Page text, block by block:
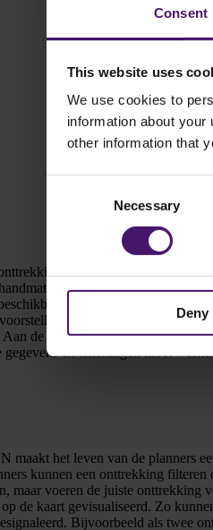
Consent
This website uses
We use cookies to
information about
other information that
Necessary
Deny
plant is AM-IBP:
in op een aparte kaart.
waren, stond elke kaart
dat het maken van een
Aan de ene kant grote
gegevens en tekeningen moet
maakt het leven van de planners
kunnen een onttrekking
maar voeren de juiste
de kaart gevisualiseerd. Zo
Bijvoorbeeld als twee